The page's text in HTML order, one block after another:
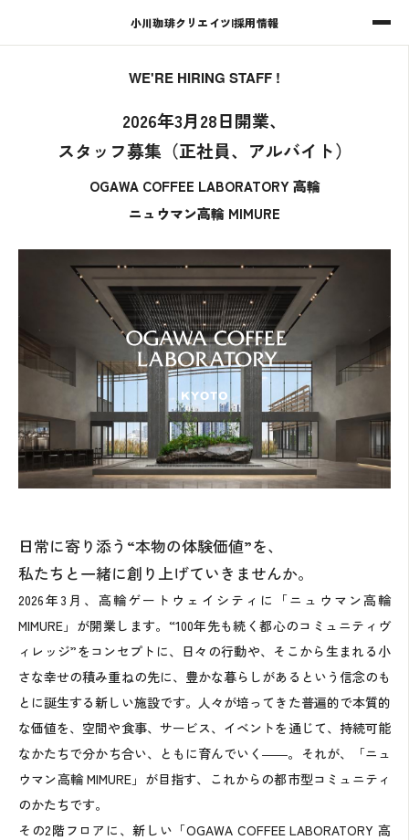
小川珈琲クリエイツ|採用情報
WE'RE HIRING STAFF !
2026年3月28日開業、
スタッフ募集（正社員、アルバイト）
OGAWA COFFEE LABORATORY 高輪
ニュウマン高輪 MIMURE
日常に寄り添う“本物の体験価値”を、
私たちと一緒に創り上げていきませんか。
2026年3月、高輪ゲートウェイシティに「ニュウマン高輪
MIMURE」が開業します。“100年先も続く都心のコミュニティヴ
ィレッジ”をコンセプトに、日々の行動や、そこから生まれる小
さな幸せの積み重ねの先に、豊かな暮らしがあるという信念のも
とに誕生する新しい施設です。人々が培ってきた普遍的で本質的
な価値を、空間や食事、サービス、イベントを通じて、持続可能
なかたちで分かち合い、ともに育んでいく――。それが、「ニュ
ウマン高輪 MIMURE」が目指す、これからの都市型コミュニティ
のかたちです。
その2階フロアに、新しい「OGAWA COFFEE LABORATORY 高